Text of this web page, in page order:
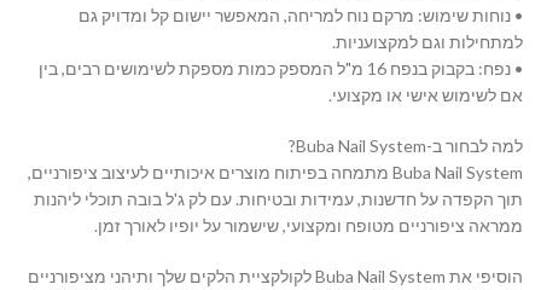
• נוחות שימוש: מרקם נוח למריחה, המאפשר יישום קל ומדויק גם
למתחילות וגם למקצועניות.
• נפח: בקבוק בנפח 16 מ"ל המספק כמות מספקת לשימושים רבים, בין
אם לשימוש אישי או מקצועי.
למה לבחור ב-Buba Nail System?
Buba Nail System מתמחה בפיתוח מוצרים איכותיים לעיצוב ציפורניים,
תוך הקפדה על חדשנות, עמידות ובטיחות. עם לק ג'ל בובה תוכלי ליהנות
ממראה ציפורניים מטופח ומקצועי, שישמור על יופיו לאורך זמן.
הוסיפי את Buba Nail System לקולקציית הלקים שלך ותיהני מציפורניים